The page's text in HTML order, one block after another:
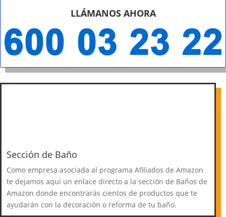
LLÁMANOS AHORA
Sección de Baño
Como empresa asociada al programa Afiliados de Amazon
te dejamos aquí un enlace directo a la sección de Baños de
Amazon donde encontrarás cientos de productos que te
ayudarán con la decoración o reforma de tu baño.